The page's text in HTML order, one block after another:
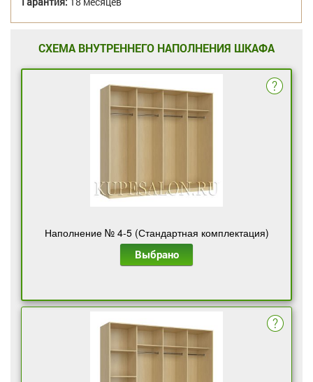
СХЕМА ВНУТРЕННЕГО НАПОЛНЕНИЯ ШКАФА
Наполнение № 4-5 (Стандартная комплектация)
Выбрано